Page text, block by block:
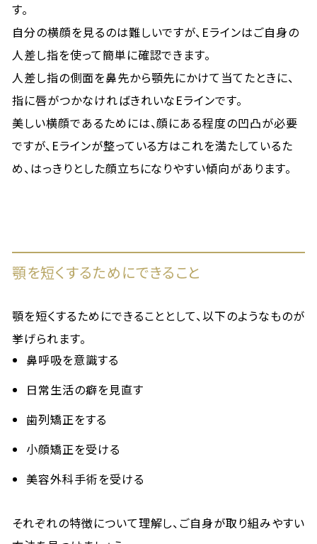
す。
自分の横顔を見るのは難しいですが、Eラインはご自身の
人差し指を使って簡単に確認できます。
人差し指の側面を鼻先から顎先にかけて当てたときに、
指に唇がつかなければきれいなEラインです。
美しい横顔であるためには、顔にある程度の凹凸が必要
ですが、Eラインが整っている方はこれを満たしているた
め、はっきりとした顔立ちになりやすい傾向があります。
顎を短くするためにできること
顎を短くするためにできることとして、以下のようなものが
挙げられます。
鼻呼吸を意識する
日常生活の癖を見直す
歯列矯正をする
小顔矯正を受ける
美容外科手術を受ける
それぞれの特徴について理解し、ご自身が取り組みやすい